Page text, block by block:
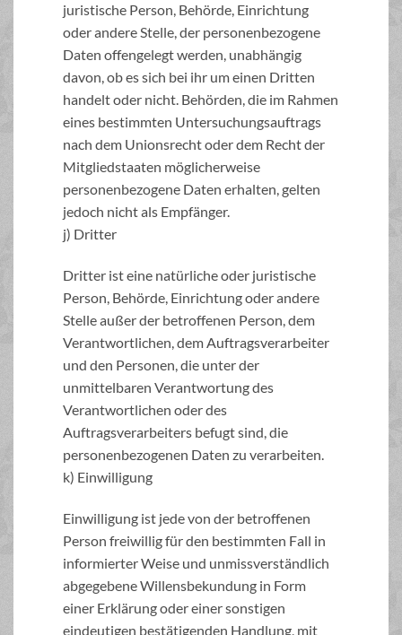
juristische Person, Behörde, Einrichtung
oder andere Stelle, der personenbezogene
Daten offengelegt werden, unabhängig
davon, ob es sich bei ihr um einen Dritten
handelt oder nicht. Behörden, die im Rahmen
eines bestimmten Untersuchungsauftrags
nach dem Unionsrecht oder dem Recht der
Mitgliedstaaten möglicherweise
personenbezogene Daten erhalten, gelten
jedoch nicht als Empfänger.
j) Dritter
Dritter ist eine natürliche oder juristische
Person, Behörde, Einrichtung oder andere
Stelle außer der betroffenen Person, dem
Verantwortlichen, dem Auftragsverarbeiter
und den Personen, die unter der
unmittelbaren Verantwortung des
Verantwortlichen oder des
Auftragsverarbeiters befugt sind, die
personenbezogenen Daten zu verarbeiten.
k) Einwilligung
Einwilligung ist jede von der betroffenen
Person freiwillig für den bestimmten Fall in
informierter Weise und unmissverständlich
abgegebene Willensbekundung in Form
einer Erklärung oder einer sonstigen
eindeutigen bestätigenden Handlung, mit